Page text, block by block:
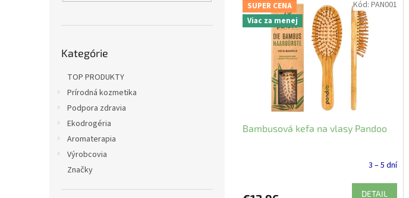
kategórie
Kategórie
TOP PRODUKTY
Prírodná kozmetika
Podpora zdravia
Ekodrogéria
Aromaterapia
Výrobcovia
Značky
p
SUPER CENA
Viac za menej
Bambusová kefa na vlasy Pandoo
3 – 5 dní
DETAIL
Kód: PAN001